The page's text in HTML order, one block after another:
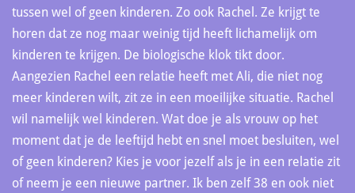
tussen wel of geen kinderen. Zo ook Rachel. Ze krijgt te
horen dat ze nog maar weinig tijd heeft lichamelijk om
kinderen te krijgen. De biologische klok tikt door.
Aangezien Rachel een relatie heeft met Ali, die niet nog
meer kinderen wilt, zit ze in een moeilijke situatie. Rachel
wil namelijk wel kinderen. Wat doe je als vrouw op het
moment dat je de leeftijd hebt en snel moet besluiten, wel
of geen kinderen? Kies je voor jezelf als je in een relatie zit
of neem je een nieuwe partner. Ik ben zelf 38 en ook niet